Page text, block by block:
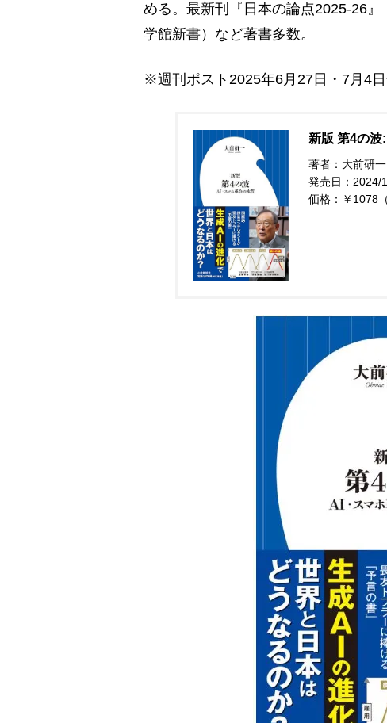
める。最新刊『日本の論点2025-26
学館新書）など著書多数。
※週刊ポスト2025年6月27日・7月4
新版 第4の波
著者：大前研一
発売日：2024/
価格：￥1078